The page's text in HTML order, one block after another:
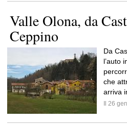
Valle Olona, da
Ceppino
Da
l’auto
che
arriva
Il 26